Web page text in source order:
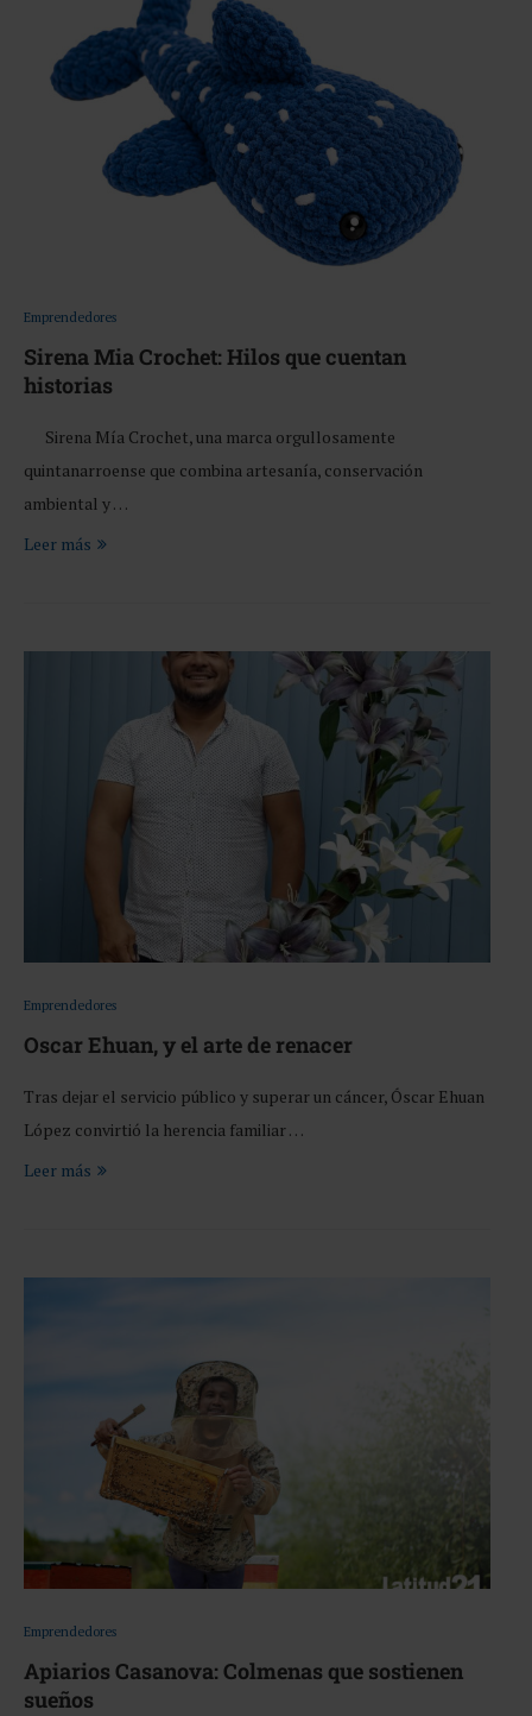
Emprendedores
Sirena Mia Crochet: Hilos que cuentan
historias
Sirena Mía Crochet, una marca orgullosamente
quintanarroense que combina artesanía, conservación
ambiental y …
Leer más
Emprendedores
Oscar Ehuan, y el arte de renacer
Tras dejar el servicio público y superar un cáncer, Óscar Ehuan
López convirtió la herencia familiar …
Leer más
Emprendedores
Apiarios Casanova: Colmenas que sostienen
sueños